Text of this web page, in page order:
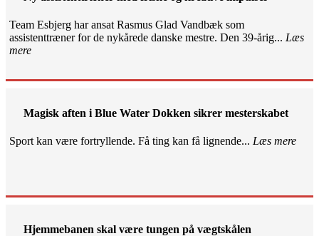
Team Esbjerg har ansat Rasmus Glad Vandbæk som
assistenttræner for de nykårede danske mestre. Den 39-årig... Læs
mere
Magisk aften i Blue Water Dokken sikrer mesterskabet
Sport kan være fortryllende. Få ting kan få lignende... Læs mere
Hjemmebanen skal være tungen på vægtskålen